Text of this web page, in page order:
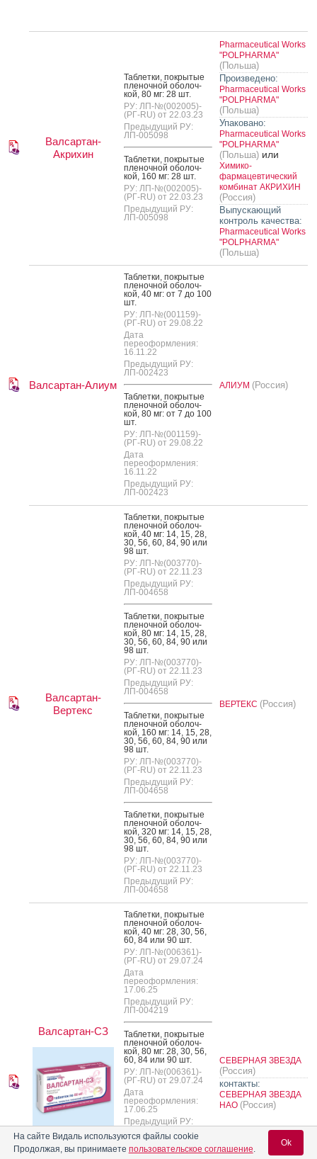
Валсартан-
Акрихин
Таб­летки, пок­ры­тые
пле­ноч­ной обо­лоч­
кой, 80 мг: 28 шт.
РУ: ЛП-№(002005)-
(РГ-RU) от 22.03.23
Предыдущий РУ:
ЛП-005098
Таб­летки, пок­ры­тые
пле­ноч­ной обо­лоч­
кой, 160 мг: 28 шт.
РУ: ЛП-№(002005)-
(РГ-RU) от 22.03.23
Предыдущий РУ:
ЛП-005098
Pharmaceutical Works
"POLPHARMA"
(Польша)
Произведено:
Pharmaceutical Works
"POLPHARMA"
(Польша)
Упаковано:
Pharmaceutical Works
"POLPHARMA"
(Польша) или
Химико-
фармацевтический
комбинат АКРИХИН
(Россия)
Выпускающий
контроль качества:
Pharmaceutical Works
"POLPHARMA"
(Польша)
Валсартан-Алиум
Таб­летки, пок­ры­тые
пле­ноч­ной обо­лоч­
кой, 40 мг: от 7 до 100
шт.
РУ: ЛП-№(001159)-
(РГ-RU) от 29.08.22
Дата
переоформления:
16.11.22
Предыдущий РУ:
ЛП-002423
Таб­летки, пок­ры­тые
пле­ноч­ной обо­лоч­
кой, 80 мг: от 7 до 100
шт.
РУ: ЛП-№(001159)-
(РГ-RU) от 29.08.22
Дата
переоформления:
16.11.22
Предыдущий РУ:
ЛП-002423
АЛИУМ (Россия)
Валсартан-
Вертекс
Таб­летки, пок­ры­тые
пле­ноч­ной обо­лоч­
кой, 40 мг: 14, 15, 28,
30, 56, 60, 84, 90 или
98 шт.
РУ: ЛП-№(003770)-
(РГ-RU) от 22.11.23
Предыдущий РУ:
ЛП-004658
Таб­летки, пок­ры­тые
пле­ноч­ной обо­лоч­
кой, 80 мг: 14, 15, 28,
30, 56, 60, 84, 90 или
98 шт.
РУ: ЛП-№(003770)-
(РГ-RU) от 22.11.23
Предыдущий РУ:
ЛП-004658
Таб­летки, пок­ры­тые
пле­ноч­ной обо­лоч­
кой, 160 мг: 14, 15, 28,
30, 56, 60, 84, 90 или
98 шт.
РУ: ЛП-№(003770)-
(РГ-RU) от 22.11.23
Предыдущий РУ:
ЛП-004658
Таб­летки, пок­ры­тые
пле­ноч­ной обо­лоч­
кой, 320 мг: 14, 15, 28,
30, 56, 60, 84, 90 или
98 шт.
РУ: ЛП-№(003770)-
(РГ-RU) от 22.11.23
Предыдущий РУ:
ЛП-004658
ВЕРТЕКС (Россия)
Валсартан-СЗ
Таб­летки, пок­ры­тые
пле­ноч­ной обо­лоч­
кой, 40 мг: 28, 30, 56,
60, 84 или 90 шт.
РУ: ЛП-№(006361)-
(РГ-RU) от 29.07.24
Дата
переоформления:
17.06.25
Предыдущий РУ:
ЛП-004219
Таб­летки, пок­ры­тые
пле­ноч­ной обо­лоч­
кой, 80 мг: 28, 30, 56,
60, 84 или 90 шт.
РУ: ЛП-№(006361)-
(РГ-RU) от 29.07.24
Дата
переоформления:
17.06.25
Предыдущий РУ:
ЛП-004219
Таб­летки, пок­ры­тые
СЕВЕРНАЯ ЗВЕЗДА
(Россия)
контакты:
СЕВЕРНАЯ ЗВЕЗДА
НАО (Россия)
На сайте Видаль используются файлы cookie
Продолжая, вы принимаете пользовательское соглашение.
Ok